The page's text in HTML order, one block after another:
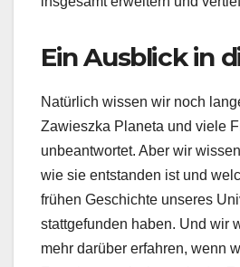
Ein Ausblick in
Natürlich wissen wir noch
Zawieszka Planeta und viele
unbeantwortet. Aber wir
wie sie entstanden ist und
frühen Geschichte unseres
stattgefunden haben. Und wir
mehr darüber erfahren, wenn